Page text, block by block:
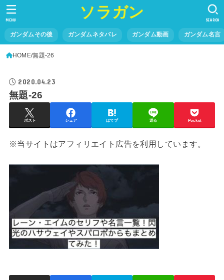
ソラガン
ガンダムその後 ガンダムネタバレ ガンダム動画 ガンダム名言
SEARCH
MENU
HOME 無題-26
2020.04.23
無題-26
ポスト シェア はてブ 送る Pocket
※当サイトはアフィリエイト広告を利用しています。